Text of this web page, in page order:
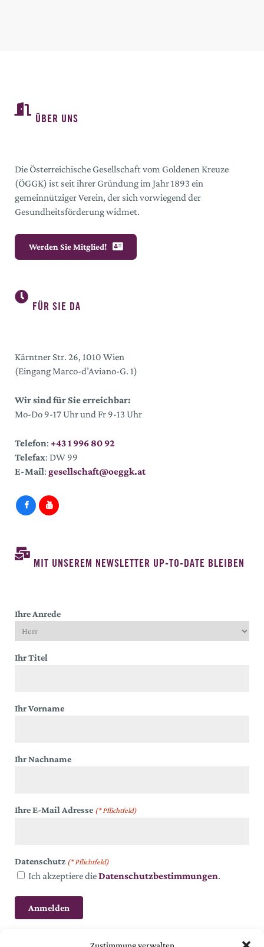
ÜBER UNS
Die Österreichische Gesellschaft vom Goldenen Kreuze
(ÖGGK) ist seit ihrer Gründung im Jahr 1893 ein
gemeinnütziger Verein, der sich vorwiegend der
Gesundheitsförderung widmet.
Werden Sie Mitglied!
FÜR SIE DA
Kärntner Str. 26, 1010 Wien
(Eingang Marco-d’Aviano-G. 1)
Wir sind für Sie erreichbar:
Mo-Do 9-17 Uhr und Fr 9-13 Uhr
Telefon: +43 1 996 80 92
Telefax: DW 99
E-Mail: gesellschaft@oeggk.at
MIT UNSEREM NEWSLETTER UP-TO-DATE BLEIBEN
Ihre Anrede
Ihr Titel
Ihr Vorname
Ihr Nachname
Ihre E-Mail Adresse (* Pflichtfeld)
Datenschutz (* Pflichtfeld)
Ich akzeptiere dieDatenschutzbestimmungen.